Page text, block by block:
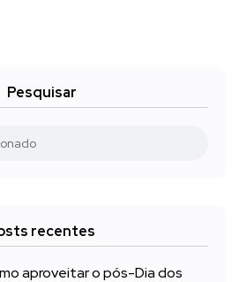
Pesquisar
recentes
aproveitar o pós-Dia dos